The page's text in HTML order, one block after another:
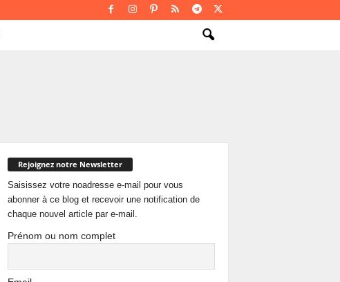
Rejoignez notre Newsletter
Saisissez votre noadresse e-mail pour vous
abonner à ce blog et recevoir une notification de
chaque nouvel article par e-mail.
Prénom ou nom complet